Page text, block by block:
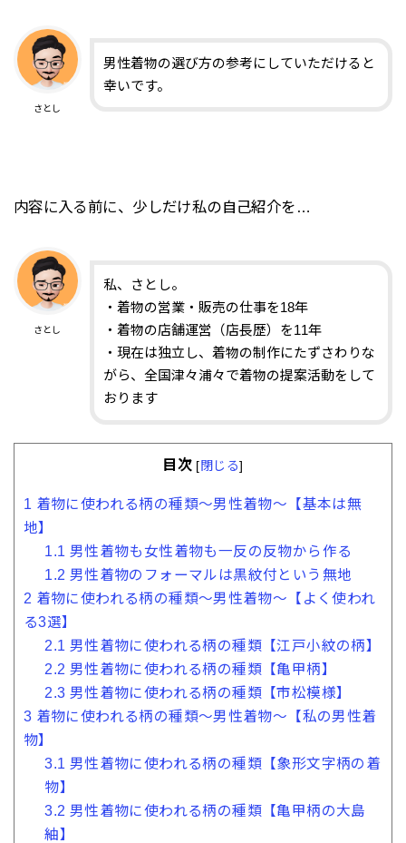
さとし
男性着物の選び方の参考にしていただけると
幸いです。
内容に入る前に、少しだけ私の自己紹介を…
さとし
私、さとし。
・着物の営業・販売の仕事を18年
・着物の店舗運営（店長歴）を11年
・現在は独立し、着物の制作にたずさわりな
がら、全国津々浦々で着物の提案活動をして
おります
目次 [閉じる]
1 着物に使われる柄の種類〜男性着物〜【基本は無
地】
1.1 男性着物も女性着物も一反の反物から作る
1.2 男性着物のフォーマルは黒紋付という無地
2 着物に使われる柄の種類〜男性着物〜【よく使われ
る3選】
2.1 男性着物に使われる柄の種類【江戸小紋の柄】
2.2 男性着物に使われる柄の種類【亀甲柄】
2.3 男性着物に使われる柄の種類【市松模様】
3 着物に使われる柄の種類〜男性着物〜【私の男性着
物】
3.1 男性着物に使われる柄の種類【象形文字柄の着
物】
3.2 男性着物に使われる柄の種類【亀甲柄の大島
紬】